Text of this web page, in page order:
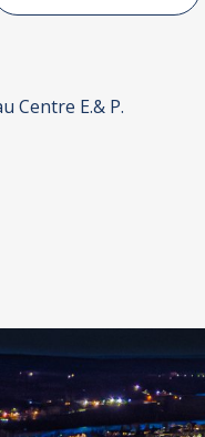
Centre E.& P.